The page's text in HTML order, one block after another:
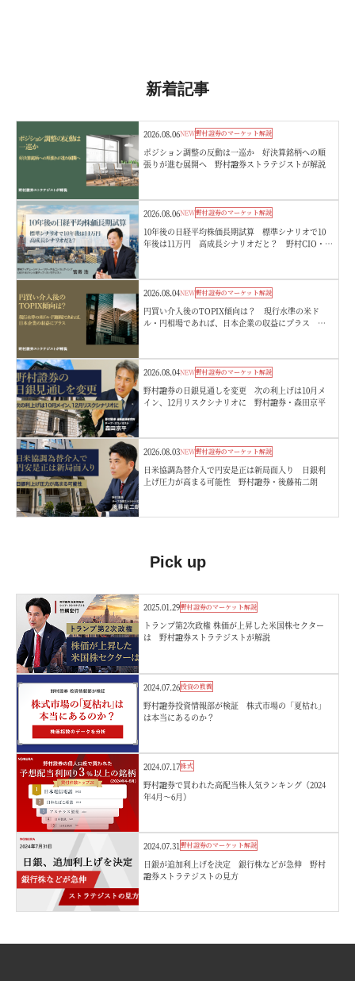
新着記事
2026.08.06NEW野村證券のマーケット解説
ポジション調整の反動は一巡か 好決算銘柄への順
張りが進む展開へ 野村證券ストラテジストが解説
2026.08.06NEW野村證券のマーケット解説
10年後の日経平均株価長期試算 標準シナリオで10
年後は11万円 高成長シナリオだと？ 野村CIO・宮
2026.08.04NEW野村證券のマーケット解説
円買い介入後のTOPIX傾向は？ 現行水準の米ド
ル・円相場であれば、日本企業の収益にプラス 野
2026.08.04NEW野村證券のマーケット解説
野村證券の日銀見通しを変更 次の利上げは10月メ
イン、12月リスクシナリオに 野村證券・森田京平
2026.08.03NEW野村證券のマーケット解説
日米協調為替介入で円安是正は新局面入り 日銀利
上げ圧力が高まる可能性 野村證券・後藤祐二朗
Pick up
2025.01.29野村證券のマーケット解説
トランプ第2次政権 株価が上昇した米国株セクター
は 野村證券ストラテジストが解説
2024.07.26投資の教養
野村證券投資情報部が検証 株式市場の「夏枯れ」
は本当にあるのか？
2024.07.17株式
野村證券で買われた高配当株人気ランキング（2024
年4月～6月）
2024.07.31 野村證券のマーケット解説
日銀が追加利上げを決定 銀行株などが急伸 野村
證券ストラテジストの見方